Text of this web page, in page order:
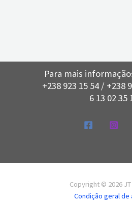
Para mais
+238 923 15 54 / +238
6 13 02 35
Copyright © 2026
Condição geral de